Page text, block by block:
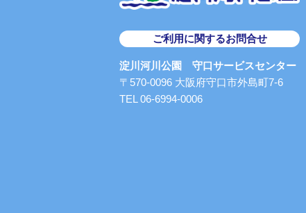
ご利用に関するお問合せ
淀川河川公園 守口サービスセンター
〒570-0096 大阪府守口市外島町7-6
TEL 06-6994-0006